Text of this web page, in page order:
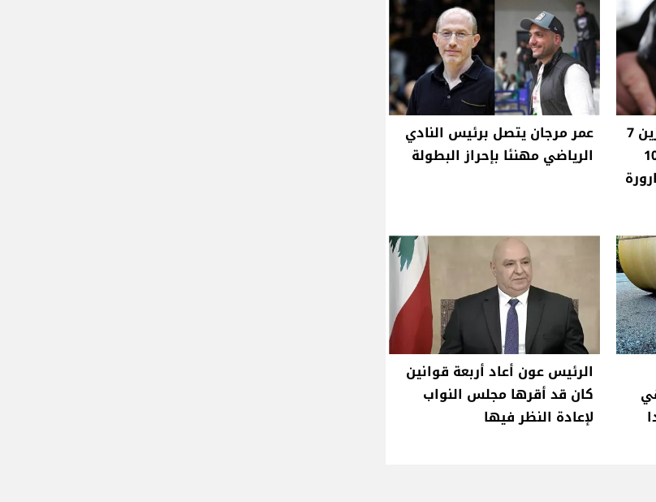
انخفاض سعر صفيحتي البنزين 7
المازوت 10
عمر مرجان يتصل برئيس النادي
الرياضي مهنئا بإحراز البطولة
الرئيس عون أعاد أربعة قوانين
كان قد أقرها مجلس النواب
لإعادة النظر فيها